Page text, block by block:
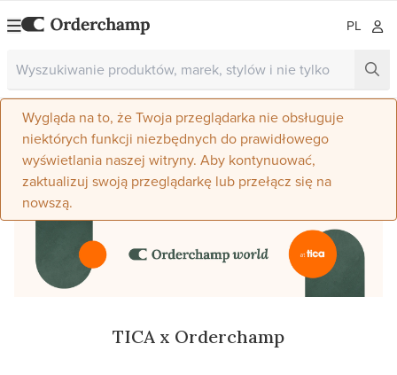
PL
Wygląda na to, że Twoja przeglądarka nie obsługuje
niektórych funkcji niezbędnych do prawidłowego
wyświetlania naszej witryny. Aby kontynuować,
zaktualizuj swoją przeglądarkę lub przełącz się na
nowszą.
TICA x Orderchamp